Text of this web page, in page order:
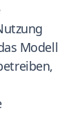
Modell